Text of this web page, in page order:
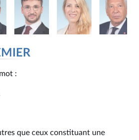
:
que ceux constituant une